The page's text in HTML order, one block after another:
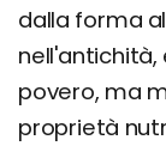
dalla forma
povero, ma
proprietà